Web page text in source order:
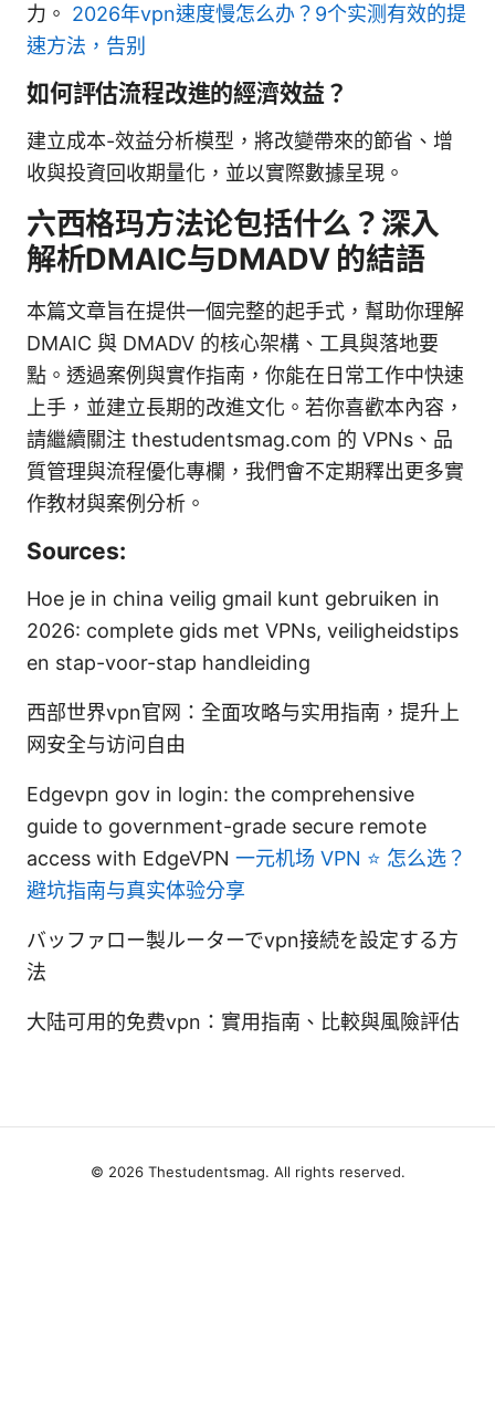
力。 2026年vpn速度慢怎么办？9个实测有效的提
速方法，告别
如何評估流程改進的經濟效益？
建立成本-效益分析模型，將改變帶來的節省、增
收與投資回收期量化，並以實際數據呈現。
六西格玛方法论包括什么？深入
解析DMAIC与DMADV 的結語
本篇文章旨在提供一個完整的起手式，幫助你理解
DMAIC 與 DMADV 的核心架構、工具與落地要
點。透過案例與實作指南，你能在日常工作中快速
上手，並建立長期的改進文化。若你喜歡本內容，
請繼續關注 thestudentsmag.com 的 VPNs、品
質管理與流程優化專欄，我們會不定期釋出更多實
作教材與案例分析。
Sources:
Hoe je in china veilig gmail kunt gebruiken in
2026: complete gids met VPNs, veiligheidstips
en stap-voor-stap handleiding
西部世界vpn官网：全面攻略与实用指南，提升上
网安全与访问自由
Edgevpn gov in login: the comprehensive
guide to government-grade secure remote
access with EdgeVPN 一元机场 VPN ⭐ 怎么选？
避坑指南与真实体验分享
バッファロー製ルーターでvpn接続を設定する方
法
大陆可用的免费vpn：實用指南、比較與風險評估
© 2026 Thestudentsmag. All rights reserved.